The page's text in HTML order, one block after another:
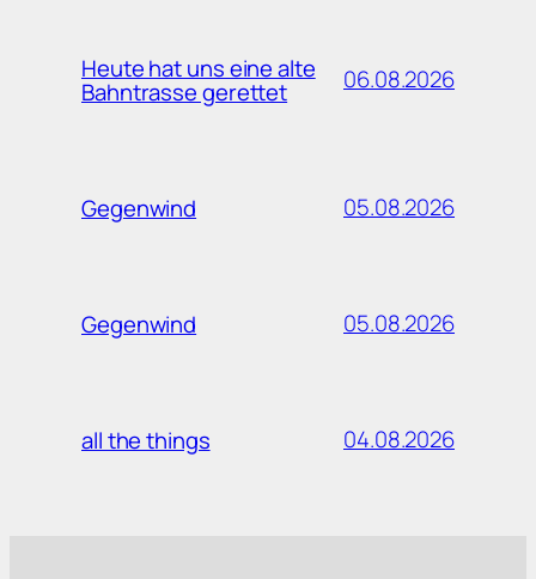
Heute hat uns eine alte
Bahntrasse gerettet 06.08.2026
Gegenwind 05.08.2026
Gegenwind 05.08.2026
all the things 04.08.2026